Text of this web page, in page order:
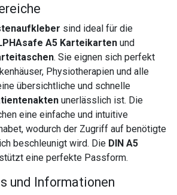
sind ideal für die
A5 Karteikarten und
. Sie eignen sich perfekt
Physiotherapien und alle
übersichtliche und schnelle
unerlässlich ist. Die
eine einfache und intuitive
wodurch der Zugriff auf benötigte
beschleunigt wird. Die DIN A5
eine perfekte Passform.
und Informationen